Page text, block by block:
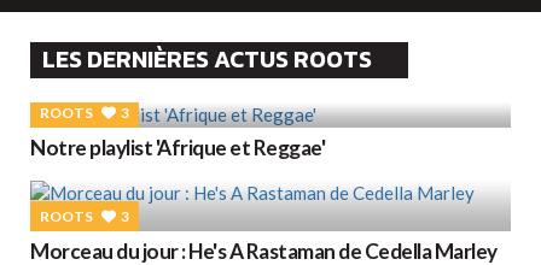
LES DERNIÈRES ACTUS ROOTS
ROOTS 3
Notre playlist 'Afrique et Reggae'
ROOTS 3
Morceau du jour : He's A Rastaman de Cedella Marley